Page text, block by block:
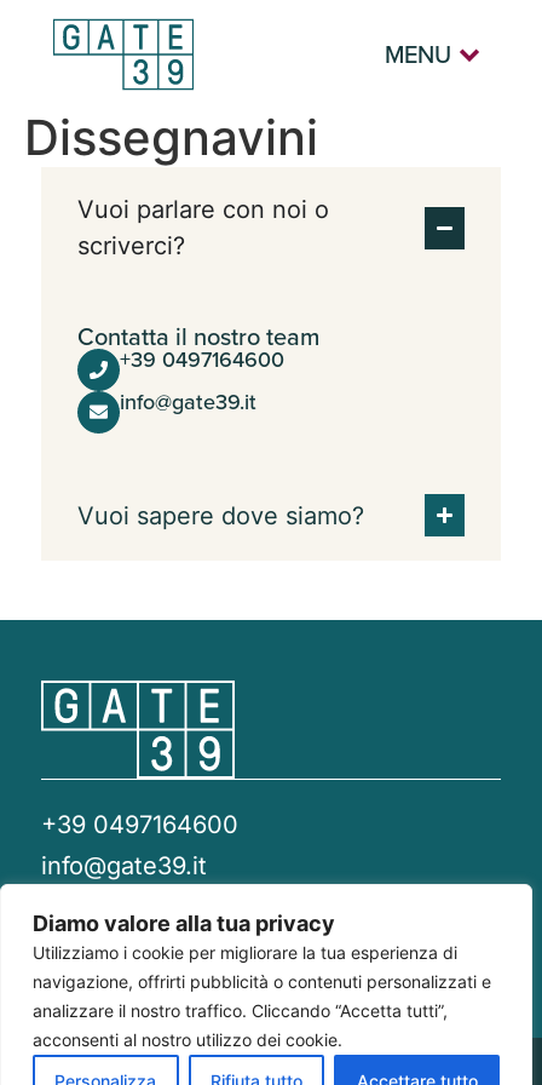
Diamo valore alla tua privacy
Utilizziamo i cookie per migliorare la tua esperienza di
navigazione, offrirti pubblicità o contenuti personalizzati e
analizzare il nostro traffico. Cliccando “Accetta tutti”,
acconsenti al nostro utilizzo dei cookie.
Personalizza
Rifiuta tutto Accettare tutto
MENU
Dissegnavini
Vuoi parlare con noi o
scriverci?
Contatta il nostro team
+39 0497164600
info@gate39.it
Vuoi sapere dove siamo?
+39 0497164600
info@gate39.it
gate39@pec.it
Privacy Policy Whistleblowing Compliance 231
Gate 39 Largo Francesco Richini, 2/A 20122 P.Iva/CF